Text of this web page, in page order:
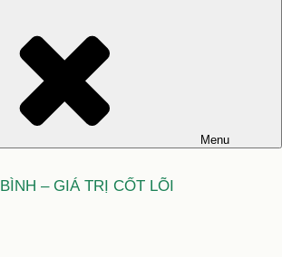
Menu
– GIÁ TRỊ CỐT LÕI